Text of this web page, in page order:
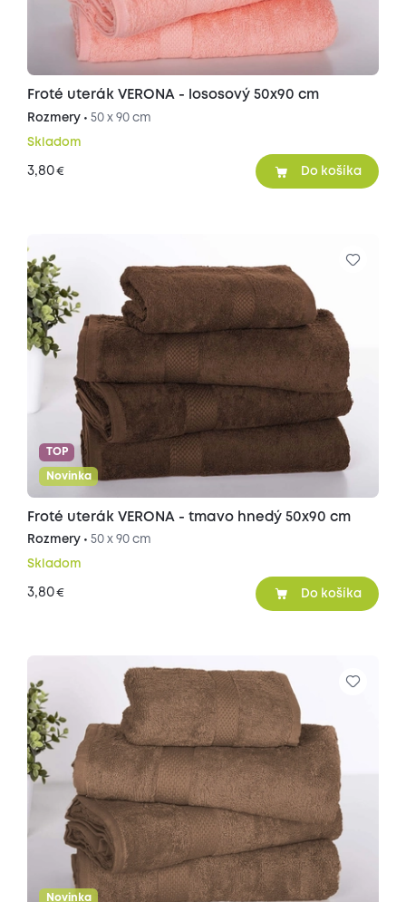
Froté uterák VERONA - lososový 50x90 cm
Rozmery • 50 x 90 cm
Skladom
3,80€ Do košíka
TOP
Novinka
Froté uterák VERONA - tmavo hnedý 50x90 cm
Rozmery • 50 x 90 cm
Skladom
3,80€ Do košíka
Novinka